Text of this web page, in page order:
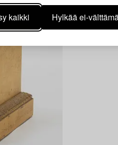
kaikki Hylkää ei-